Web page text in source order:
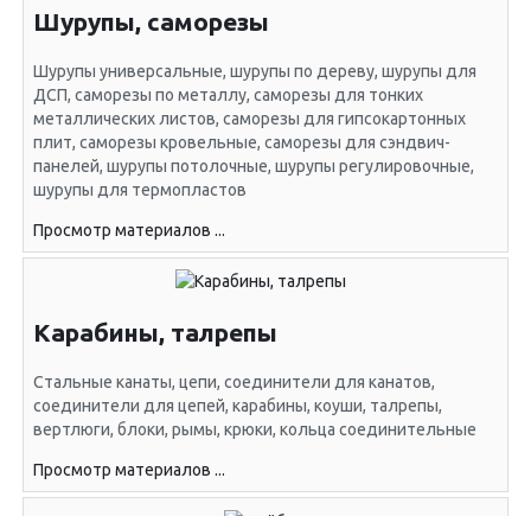
Шурупы, саморезы
Шурупы универсальные, шурупы по дереву, шурупы для
ДСП, саморезы по металлу, саморезы для тонких
металлических листов, саморезы для гипсокартонных
плит, саморезы кровельные, саморезы для сэндвич-
панелей, шурупы потолочные, шурупы регулировочные,
шурупы для термопластов
Просмотр материалов ...
Карабины, талрепы
Стальные канаты, цепи, соединители для канатов,
соединители для цепей, карабины, коуши, талрепы,
вертлюги, блоки, рымы, крюки, кольца соединительные
Просмотр материалов ...